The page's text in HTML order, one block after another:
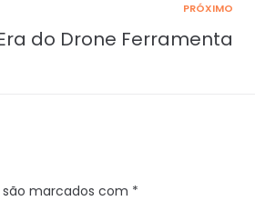
PRÓXIMO
do Drone Ferramenta
marcados com *